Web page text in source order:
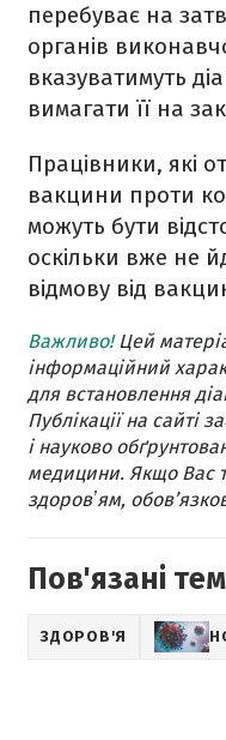
перебуває на
органів
вказуватимуть
вимагати її на
Працівники, які
вакцини проти
можуть бути
оскільки вже не
відмову від
Важливо!Цей
інформаційний
для встановлення
Публікації на сайті
і науково
медицини. Якщо Вас
здоровʼям,
Пов'язані
ЗДОРОВ'Я